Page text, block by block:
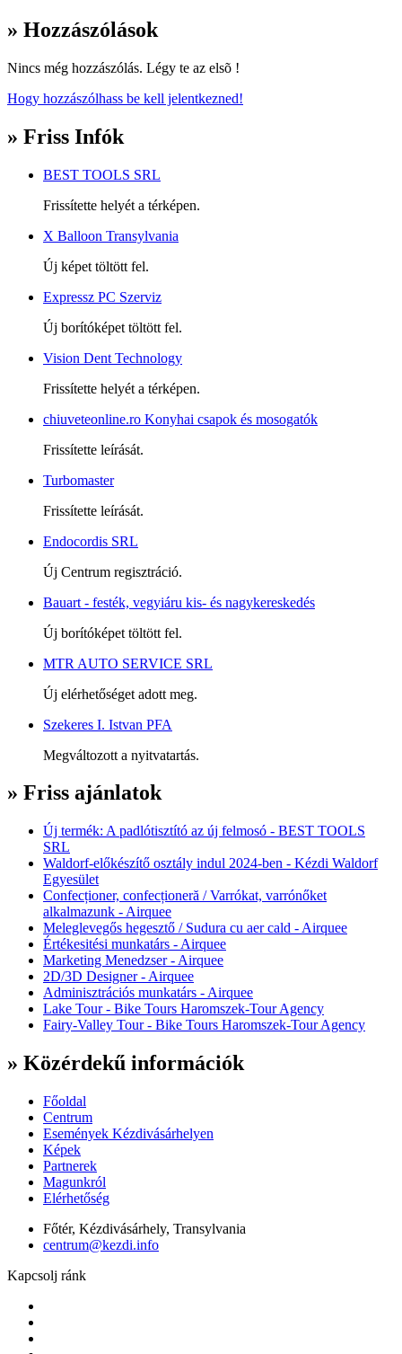
» Hozzászólások
Nincs még hozzászólás. Légy te az elsõ !
Hogy hozzászólhass be kell jelentkezned!
» Friss Infók
BEST TOOLS SRL
Frissítette helyét a térképen.
X Balloon Transylvania
Új képet töltött fel.
Expressz PC Szerviz
Új borítóképet töltött fel.
Vision Dent Technology
Frissítette helyét a térképen.
chiuveteonline.ro Konyhai csapok és mosogatók
Frissítette leírását.
Turbomaster
Frissítette leírását.
Endocordis SRL
Új Centrum regisztráció.
Bauart - festék, vegyiáru kis- és nagykereskedés
Új borítóképet töltött fel.
MTR AUTO SERVICE SRL
Új elérhetőséget adott meg.
Szekeres I. Istvan PFA
Megváltozott a nyitvatartás.
» Friss ajánlatok
Új termék: A padlótisztító az új felmosó - BEST TOOLS
SRL
Waldorf-előkészítő osztály indul 2024-ben - Kézdi Waldorf
Egyesület
Confecționer, confecționeră / Varrókat, varrónőket
alkalmazunk - Airquee
Meleglevegős hegesztő / Sudura cu aer cald - Airquee
Értékesitési munkatárs - Airquee
Marketing Menedzser - Airquee
2D/3D Designer - Airquee
Adminisztrációs munkatárs - Airquee
Lake Tour - Bike Tours Haromszek-Tour Agency
Fairy-Valley Tour - Bike Tours Haromszek-Tour Agency
» Közérdekű információk
Főoldal
Centrum
Események Kézdivásárhelyen
Képek
Partnerek
Magunkról
Elérhetőség
Főtér, Kézdivásárhely, Transylvania
centrum@kezdi.info
Kapcsolj ránk